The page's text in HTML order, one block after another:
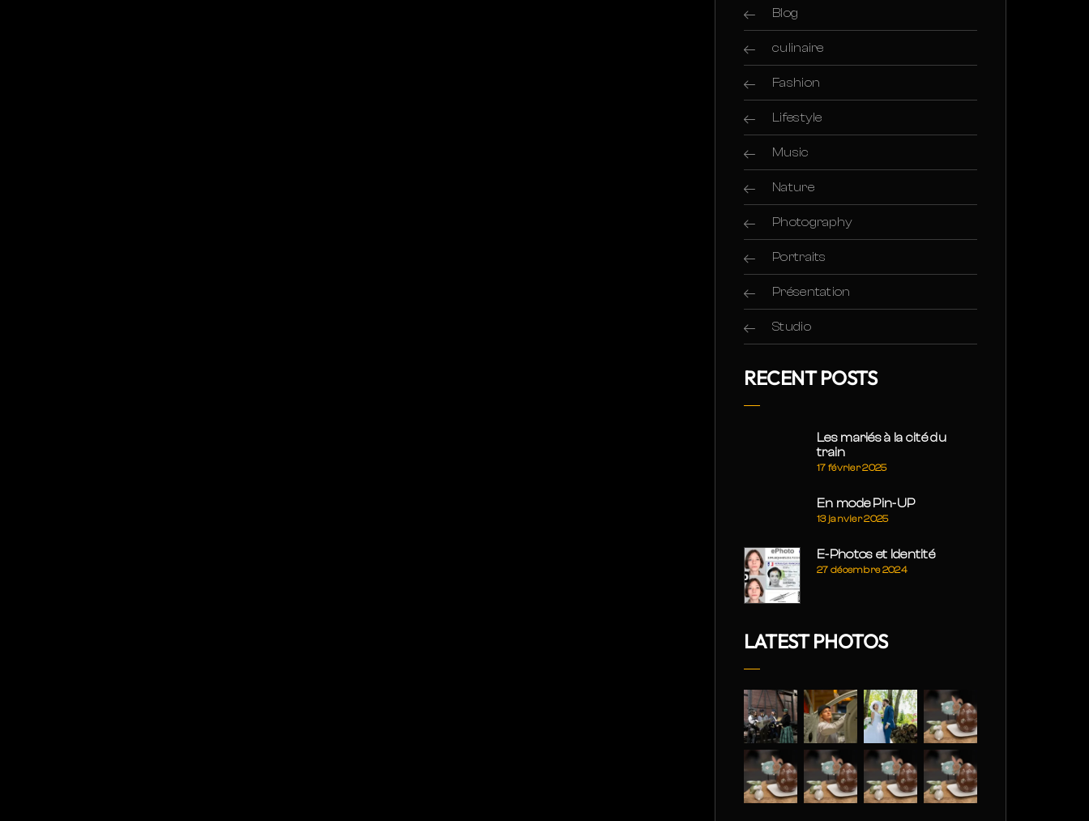
Blog
culinaire
Fashion
Lifestyle
Music
Nature
Photography
Portraits
Présentation
Studio
RECENT POSTS
Les mariés à la cité du
train
17 février 2025
En mode Pin-UP
13 janvier 2025
E-Photos et Identité
27 décembre 2024
LATEST PHOTOS